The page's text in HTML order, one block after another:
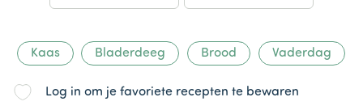
Kaas Bladerdeeg Brood Vaderdag
Log in om je favoriete recepten te bewaren